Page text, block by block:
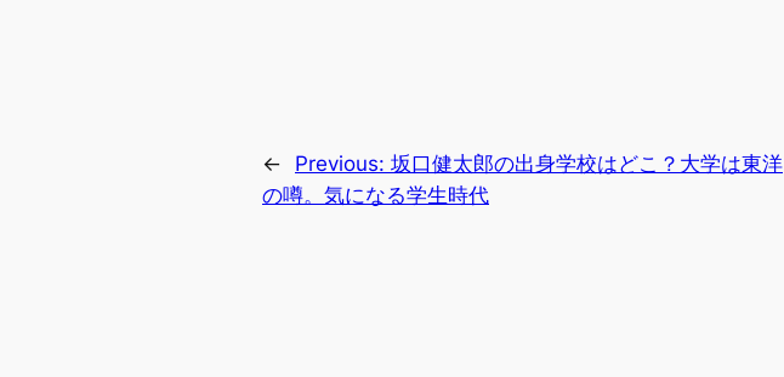
← Previous: 坂口健太郎の出身学校はどこ？大学は東洋
の噂。気になる学生時代